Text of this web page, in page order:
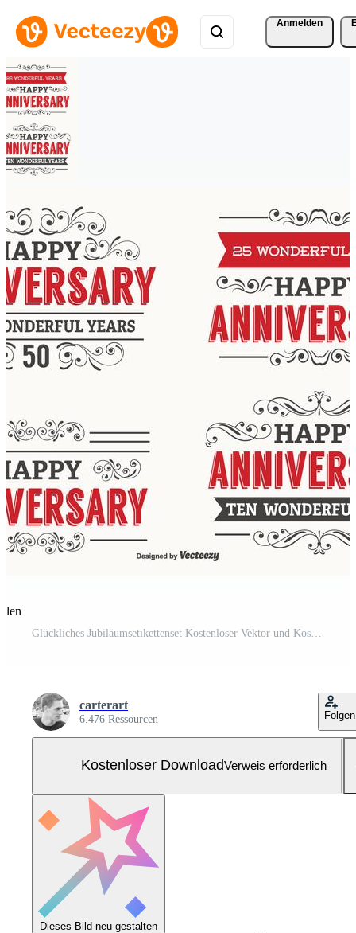
Anmelden
carterart
6.476 Ressourcen Folgen
Kostenloser DownloadVerweis erforderlich
Dieses Bild neu gestalten